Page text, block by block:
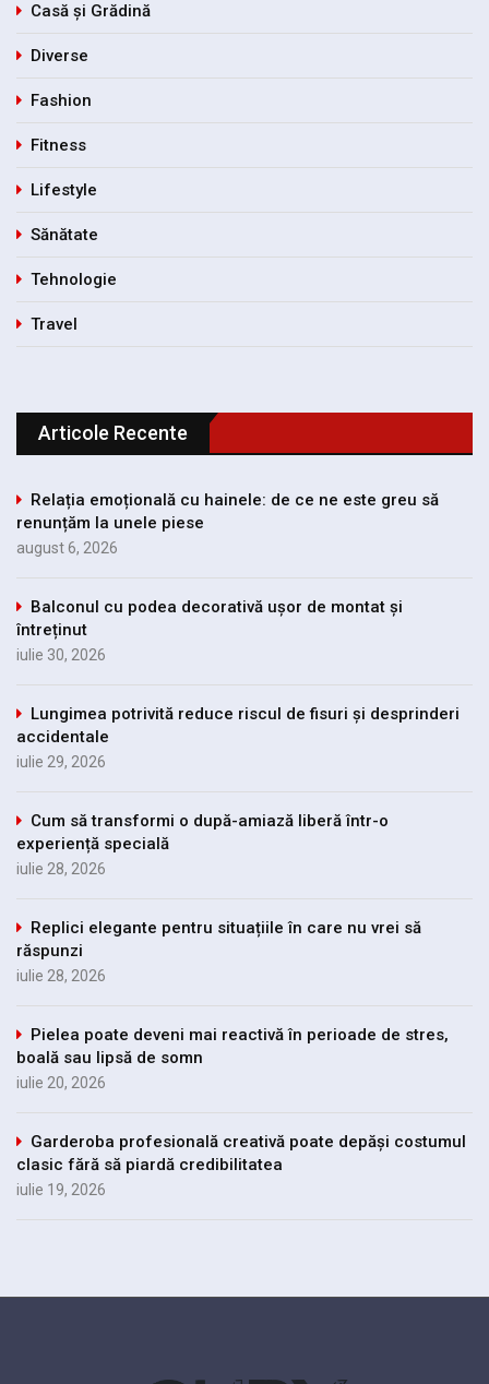
Casă și Grădină
Diverse
Fashion
Fitness
Lifestyle
Sănătate
Tehnologie
Travel
Articole Recente
Relația emoțională cu hainele: de ce ne este greu să
renunțăm la unele piese
august 6, 2026
Balconul cu podea decorativă ușor de montat și
întreținut
iulie 30, 2026
Lungimea potrivită reduce riscul de fisuri și desprinderi
accidentale
iulie 29, 2026
Cum să transformi o după-amiază liberă într-o
experiență specială
iulie 28, 2026
Replici elegante pentru situațiile în care nu vrei să
răspunzi
iulie 28, 2026
Pielea poate deveni mai reactivă în perioade de stres,
boală sau lipsă de somn
iulie 20, 2026
Garderoba profesională creativă poate depăși costumul
clasic fără să piardă credibilitatea
iulie 19, 2026